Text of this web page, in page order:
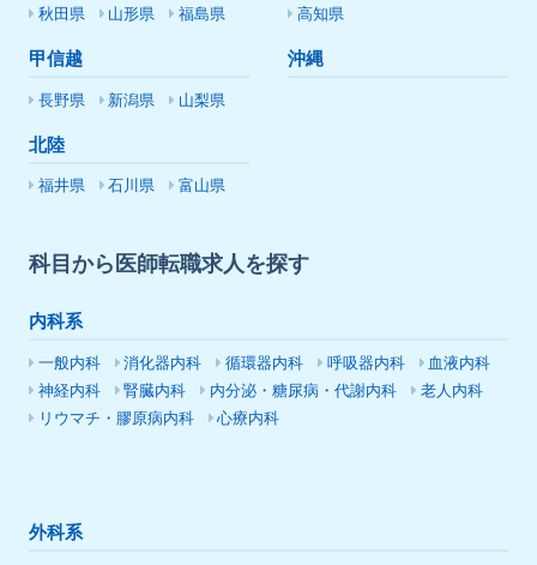
秋田県
山形県 福島県
甲信越
長野県 新潟県 山梨県
北陸
福井県 石川県 富山県
高知県
沖縄
科目から医師転職求人を探す
内科系
一般内科 消化器内科 循環器内科 呼吸器内科
血液内科
神経内科
腎臓内科 内分泌・糖尿病・代謝内科
老人内科
リウマチ・膠原病内科
心療内科
外科系